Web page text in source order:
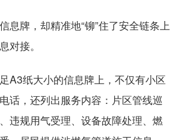
牌，却精准地“铆”住了安全链条上
接。
纸大小的信息牌上，不仅有小区
话，还列出服务内容：片区管线巡
违规用气受理、设备故障处理、燃